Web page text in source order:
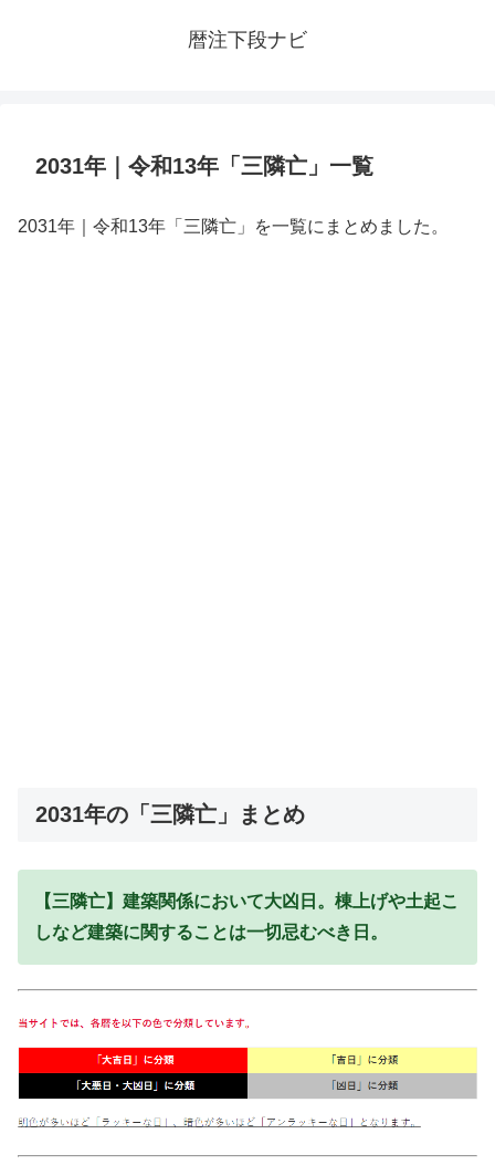
暦注下段ナビ
2031年｜令和13年「三隣亡」一覧
2031年｜令和13年「三隣亡」を一覧にまとめました。
2031年の「三隣亡」まとめ
【三隣亡】建築関係において大凶日。棟上げや土起こ
しなど建築に関することは一切忌むべき日。